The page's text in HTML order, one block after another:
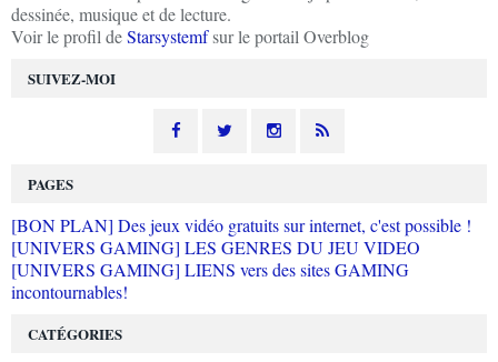
SUIVEZ-MOI
dessinée, musique et de lecture.
Voir le profil deStarsystemfsur le portail Overblog
PAGES
[BON PLAN] Des jeux vidéo gratuits sur internet, c'est possible !
[UNIVERS GAMING] LES GENRES DU JEU VIDEO
[UNIVERS GAMING] LIENS vers des sites GAMING
incontournables!
CATÉGORIES